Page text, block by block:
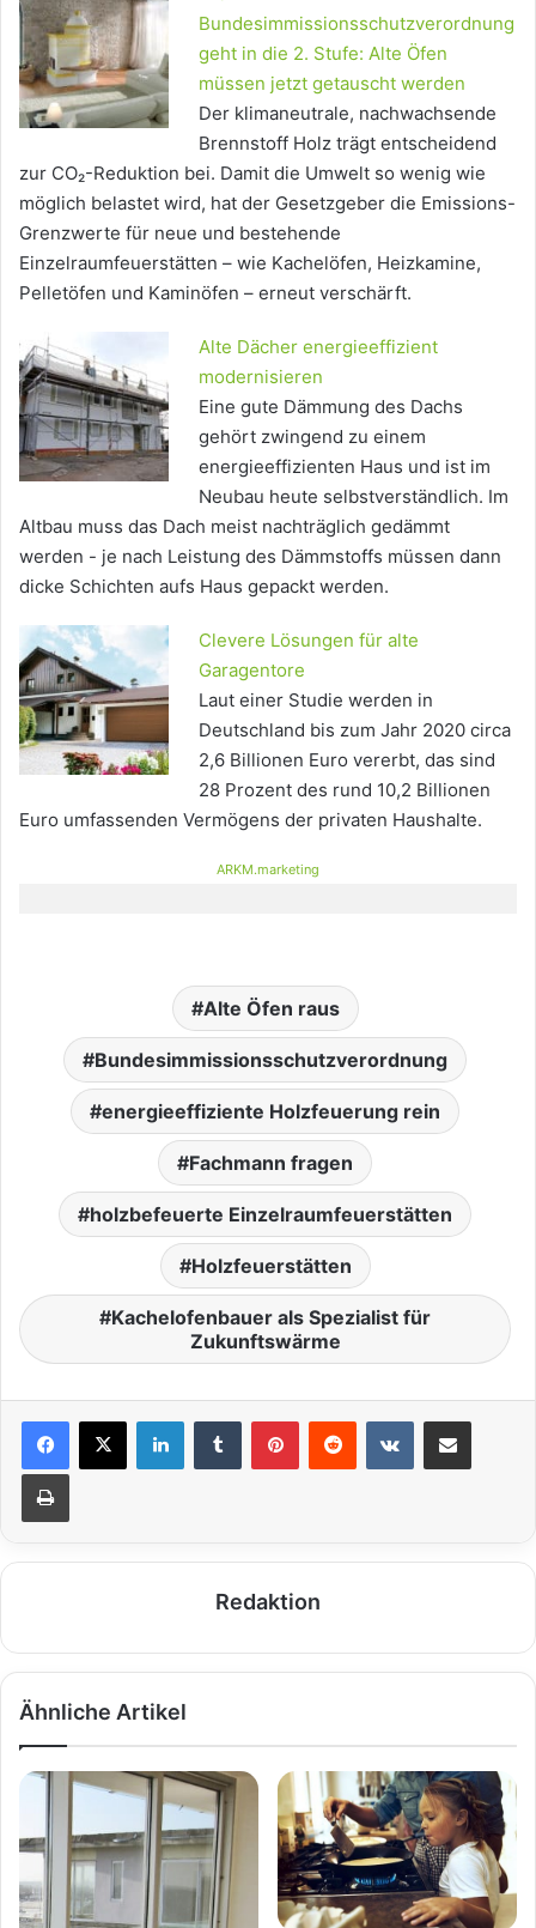
Bundesimmissionsschutzverordnung
geht in die 2. Stufe: Alte Öfen
müssen jetzt getauscht werden
Der klimaneutrale, nachwachsende
Brennstoff Holz trägt entscheidend
zur CO₂-Reduktion bei. Damit die Umwelt so wenig wie
möglich belastet wird, hat der Gesetzgeber die Emissions-
Grenzwerte für neue und bestehende
Einzelraumfeuerstätten – wie Kachelöfen, Heizkamine,
Pelletöfen und Kaminöfen – erneut verschärft.
Alte Dächer energieeffizient
modernisieren
Eine gute Dämmung des Dachs
gehört zwingend zu einem
energieeffizienten Haus und ist im
Neubau heute selbstverständlich. Im
Altbau muss das Dach meist nachträglich gedämmt
werden - je nach Leistung des Dämmstoffs müssen dann
dicke Schichten aufs Haus gepackt werden.
Clevere Lösungen für alte
Garagentore
Laut einer Studie werden in
Deutschland bis zum Jahr 2020 circa
2,6 Billionen Euro vererbt, das sind
28 Prozent des rund 10,2 Billionen
Euro umfassenden Vermögens der privaten Haushalte.
ARKM.marketing
Alte Öfen raus
Bundesimmissionsschutzverordnung
energieeffiziente Holzfeuerung rein
Fachmann fragen
holzbefeuerte Einzelraumfeuerstätten
Holzfeuerstätten
Kachelofenbauer als Spezialist für
Zukunftswärme
Redaktion
Ähnliche Artikel